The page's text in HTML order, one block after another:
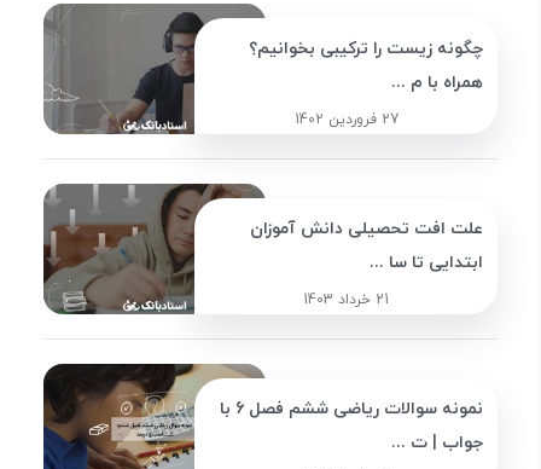
چگونه زیست را ترکیبی بخوانیم؟
همراه با م ...
27 فروردین 1402
علت افت تحصیلی دانش آموزان
ابتدایی تا سا ...
21 خرداد 1403
نمونه سوالات ریاضی ششم فصل 6 با
جواب | ت ...